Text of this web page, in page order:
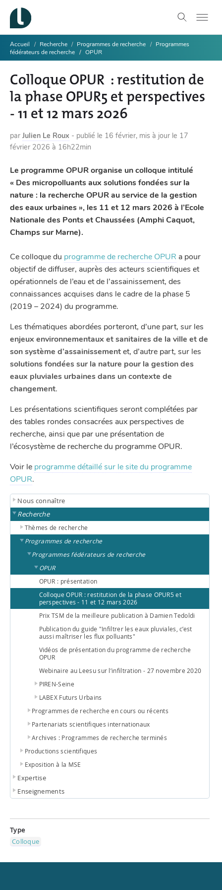
Accueil Recherche Programmes de recherche
Programmes
fédérateurs de recherche
OPUR
Colloque OPUR : restitution de
la phase OPUR5 et perspectives
- 11 et 12 mars 2026
par Julien Le Roux - publié le 16 février, mis à jour le 17
février 2026 à 16h22min
Le programme OPUR organise un colloque intitulé
« Des micropolluants aux solutions fondées sur la
nature : la recherche OPUR au service de la gestion
des eaux urbaines », les 11 et 12 mars 2026 à l’Ecole
Nationale des Ponts et Chaussées (Amphi Caquot,
Champs sur Marne).
Ce colloque du programme de recherche OPUR a pour
objectif de diffuser, auprès des acteurs scientifiques et
opérationnels de l’eau et de l’assainissement, des
connaissances acquises dans le cadre de la phase 5
(2019 – 2024) du programme.
Les thématiques abordées porteront, d’une part, sur les
enjeux environnementaux et sanitaires de la ville et de
son système d’assainissementet, d’autre part, sur les
solutions fondées sur la nature pour la gestion des
eaux pluviales urbaines dans un contexte de
changement.
Les présentations scientifiques seront complétées par
des tables rondes consacrées aux perspectives de
recherche, ainsi que par une présentation de
l’écosystème de recherche du programme OPUR.
Voir le programme détaillé sur le site du programme
OPUR.
Nous connaître
Recherche
Thèmes de recherche
Programmes de recherche
Programmes fédérateurs de recherche
OPUR
OPUR : présentation
Colloque OPUR : restitution de la phase OPUR5 et
perspectives - 11 et 12 mars 2026
Prix TSM de la meilleure publication à Damien Tedoldi
Publication du guide "Infiltrer les eaux pluviales, c’est
aussi maîtriser les flux polluants"
Vidéos de présentation du programme de recherche
OPUR
Webinaire au Leesu sur l’infiltration - 27 novembre 2020
PIREN-Seine
LABEX Futurs Urbains
Programmes de recherche en cours ou récents
Partenariats scientifiques internationaux
Archives : Programmes de recherche terminés
Productions scientifiques
Exposition à la MSE
Expertise
Enseignements
Type
Colloque